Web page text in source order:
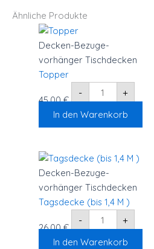
Ähnliche Produkte
Decken-Bezuge-
vorhänger Tischdecken
Topper
45,00€
- +
In den Warenkorb
Decken-Bezuge-
vorhänger Tischdecken
Tagsdecke (bis 1,4 M )
26,00€
-
Tagsdecke
(bis
1,4
M
)
Menge
+
In den Warenkorb